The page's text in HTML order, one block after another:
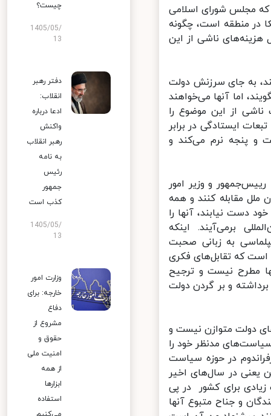
که مجلس شورای اسلامی
در منطقه است، چگونه
ناشی از این
به جای سرزنش دولت
اما آنها می‌خواهند
از این موضوع را
ایستادگی در برابر
پنجه نرم می‌کند و
و وزیر امور
ملل مقابله کنند و همه
دست نیابند، آنها را
برمی‌آیند. اینکه
به زبانی صحبت
که تقابل‌های فکری
مطرح نیست و ترجیح
و بر گردن دولت
دولت متوازن نیست و
مدنظر خود را
در حوزه سیاست
یعنی در سال‌های اخیر
برای کشور در پی
و جناح متبوع آنها
چیست؟
1405/05/
13
دفتر رهبر
انقلاب:
ادعا درباره
واکنش
رهبر انقلاب
به نامه
رئیس
جمهور
کذب است
1405/05/
13
وزارت امور
خارجه: برای
دفاع
مشروع از
حقوق و
امنیت ملی
از همه
ابزارها
استفاده